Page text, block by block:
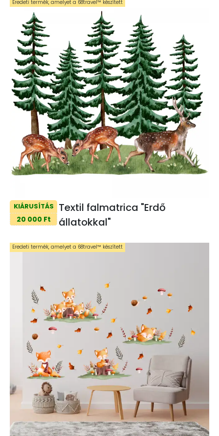
KIÁRUSÍTÁS
20 000 Ft
Textil falmatrica "Erdő
állatokkal"
Eredeti termék, amelyet a 68travel™️ készített
Eredeti termék, amelyet a 68travel™️ készített